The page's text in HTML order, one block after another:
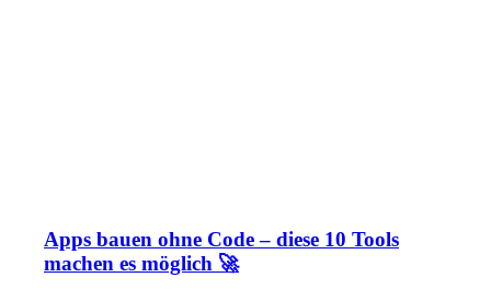
Apps bauen ohne Code – diese 10 Tools
machen es möglich 🚀